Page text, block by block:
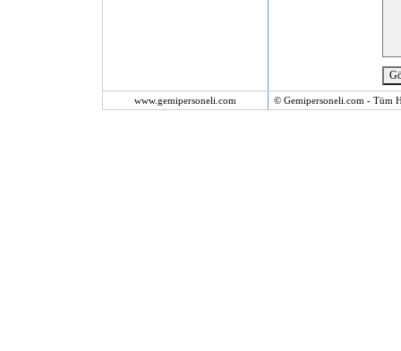
www.gemipersoneli.com © Gemipersoneli.com - Tüm